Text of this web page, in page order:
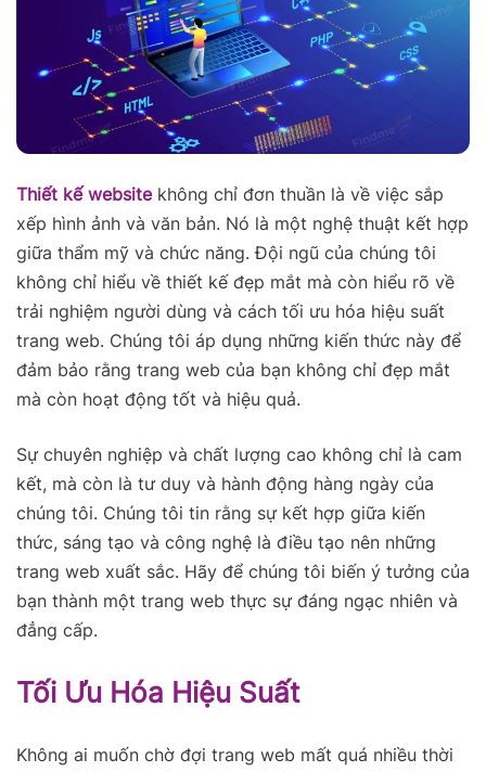
Thiết kế websitekhông chỉ đơn thuần là về việc sắp
xếp hình ảnh và văn bản. Nó là một nghệ thuật kết hợp
giữa thẩm mỹ và chức năng. Đội ngũ của chúng tôi
không chỉ hiểu về thiết kế đẹp mắt mà còn hiểu rõ về
trải nghiệm người dùng và cách tối ưu hóa hiệu suất
trang web. Chúng tôi áp dụng những kiến thức này để
đảm bảo rằng trang web của bạn không chỉ đẹp mắt
mà còn hoạt động tốt và hiệu quả.
Sự chuyên nghiệp và chất lượng cao không chỉ là cam
kết, mà còn là tư duy và hành động hàng ngày của
chúng tôi. Chúng tôi tin rằng sự kết hợp giữa kiến
thức, sáng tạo và công nghệ là điều tạo nên những
trang web xuất sắc. Hãy để chúng tôi biến ý tưởng của
bạn thành một trang web thực sự đáng ngạc nhiên và
đẳng cấp.
Tối Ưu Hóa Hiệu Suất
Không ai muốn chờ đợi trang web mất quá nhiều thời